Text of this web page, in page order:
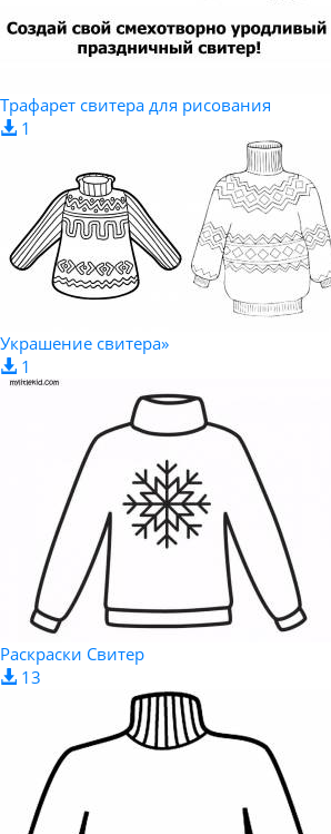
Трафарет свитера для рисования
1
Украшение свитера»
1
Раскраски Свитер
13